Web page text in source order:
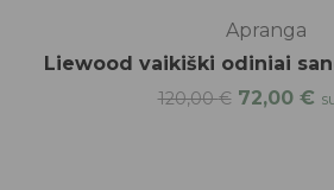
Apranga
Liewood vaikiški odiniai
120,00€ 72,00 €